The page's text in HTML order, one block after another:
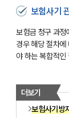
보험사기
보험금 청구 과정
경우 해당 절차
야 하는 복합적인
더보기
보험사기방